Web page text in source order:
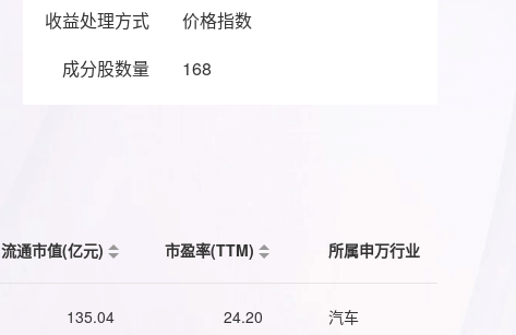
收益处理方式
价格指数
成分股数量
168
流通市值(亿元) 市盈率(TTM) 所属申万行业
135.04 24.20 汽车